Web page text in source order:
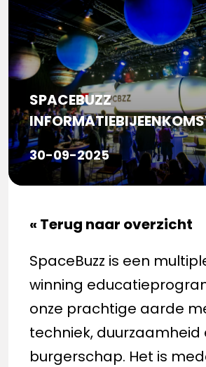
SPACEBUZZ
30-09-2025
« Terug naar overzicht
SpaceBuzz is een
winning
onze prachtige aarde
techniek, duurzaamheid
burgerschap. Het is